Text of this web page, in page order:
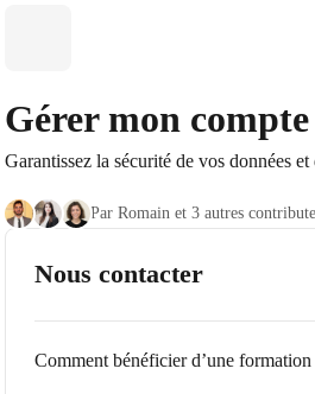
Gérer mon compte
Garantissez la sécurité de vos données
Par Romain et 3 autres
Nous contacter
Comment bénéficier d’une